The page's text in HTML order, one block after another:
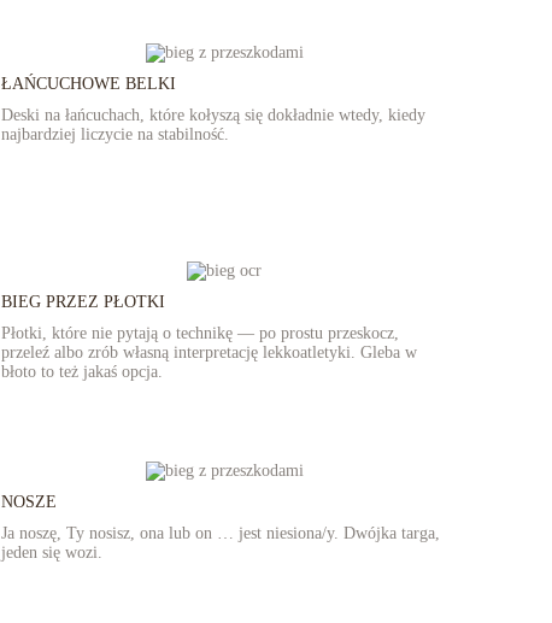
ŁAŃCUCHOWE BELKI
Deski na łańcuchach, które kołyszą się dokładnie wtedy, kiedy
najbardziej liczycie na stabilność.
BIEG PRZEZ PŁOTKI
Płotki, które nie pytają o technikę — po prostu przeskocz,
przeleź albo zrób własną interpretację lekkoatletyki. Gleba w
błoto to też jakaś opcja.
NOSZE
Ja noszę, Ty nosisz, ona lub on … jest niesiona/y. Dwójka targa,
jeden się wozi.